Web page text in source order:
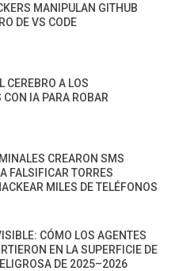
MANIPULAN GITHUB
DE VS CODE
CEREBRO A LOS
CON IA PARA ROBAR
CREARON SMS
FALSIFICAR TORRES
MILES DE TELÉFONOS
CÓMO LOS AGENTES
EN LA SUPERFICIE DE
DE 2025–2026